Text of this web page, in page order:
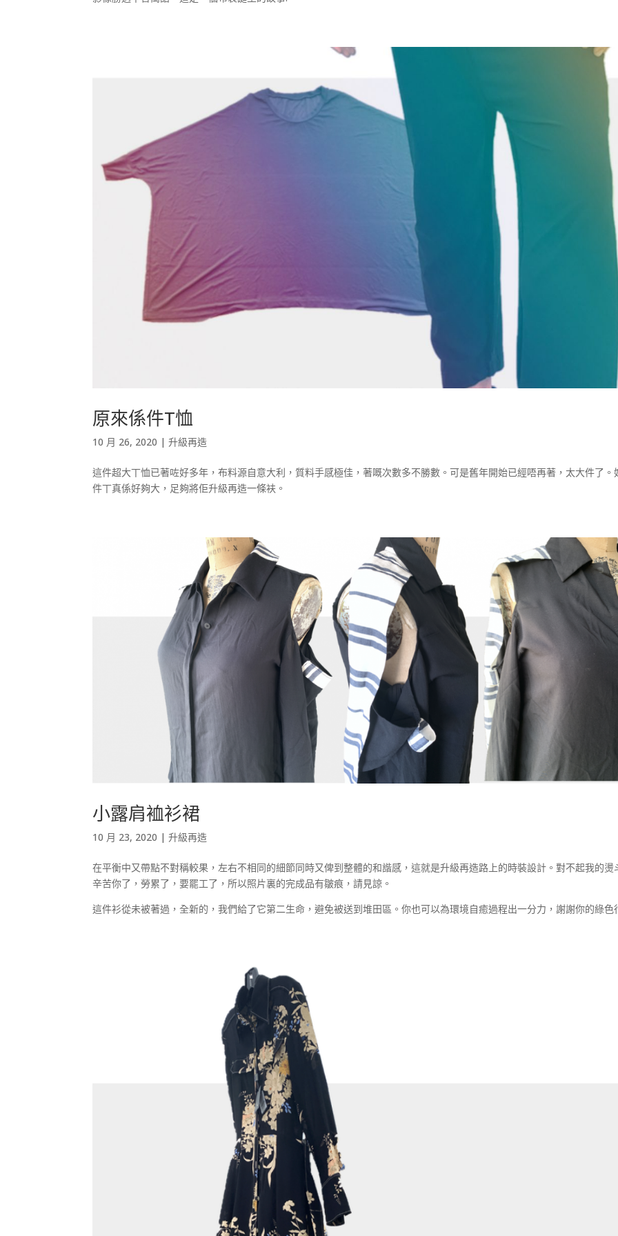
原來係件T恤
10 月 26, 2020 |升級再造
這件超大丅恤已著咗好多年，布料源自意大利，質料手感極佳，著嘅次數多不勝數。可是舊年開始已經唔再著，太大件了。
件丅真係好夠大，足夠將佢升級再造一條衭。
小露肩裇衫裙
10 月 23, 2020 |升級再造
在平衡中又帶點不對稱較果，左右不相同的細節同時又俾到整體的和諧感，這就是升級再造路上的時裝設計。對不起我的燙
辛苦你了，勞累了，要罷工了，所以照片裏的完成品有皺痕，請見諒。
這件衫從未被著過，全新的，我們給了它第二生命，避免被送到堆田區。你也可以為環境自癒過程出一分力，謝謝你的綠色